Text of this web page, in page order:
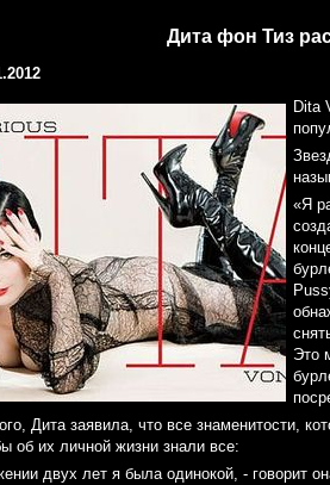
Дита фон Тиз
Dita
«Я
Это
Дита заявила, что все знаменитости,
об их личной жизни знали все:
двух лет я была одинокой, - говорит